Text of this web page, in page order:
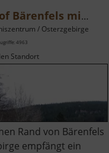
Forsthof Bärenfels mit Arboretum
/ Osterzgebirge
4963
Standort
Rand von Bärenfels
empfängt ein